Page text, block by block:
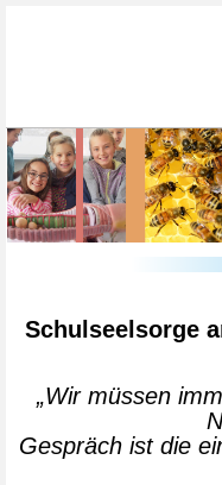
Schulseelsorge
„Wir müssen
Gespräch ist die